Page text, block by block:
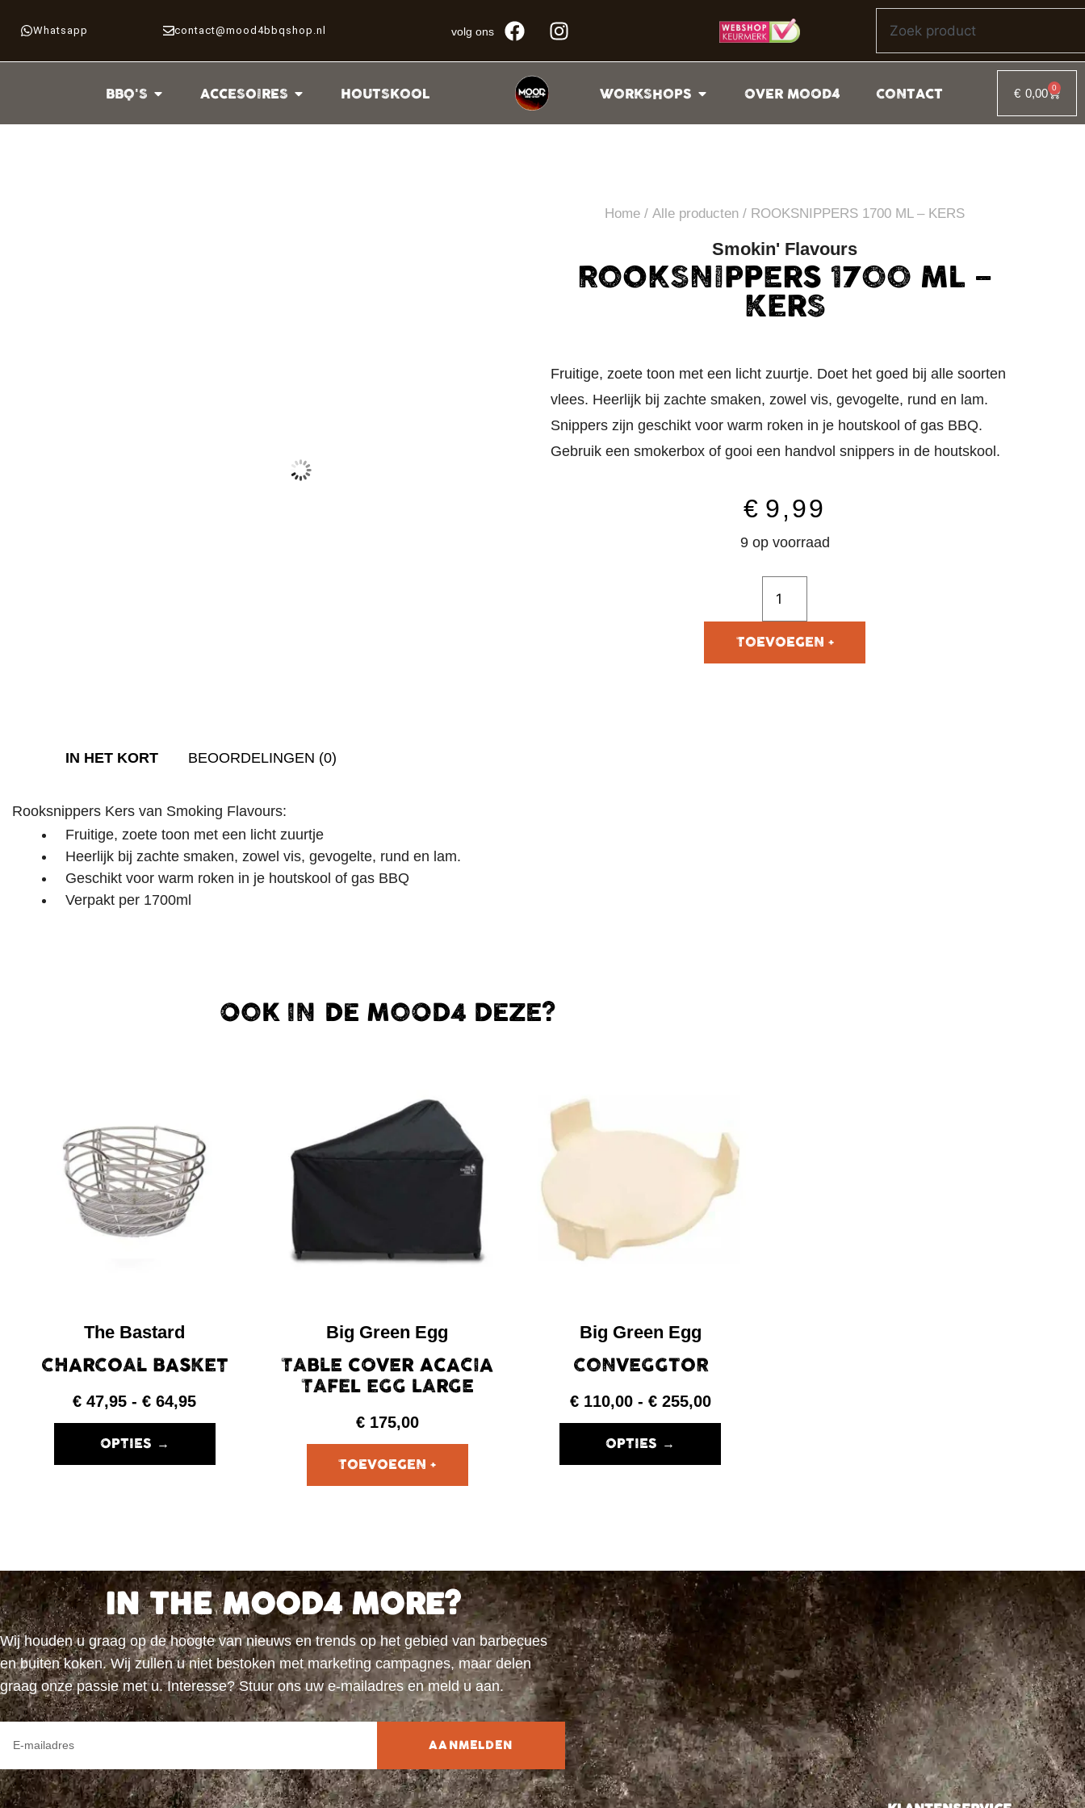
Whatsapp contact@mood4bbqshop.nl volg ons
BBQ'S ACCESOIRES HOUTSKOOL WORKSHOPS OVER MOOD4 CONTACT € 0,00 0
Home / Alle producten / ROOKSNIPPERS 1700 ML – KERS
Smokin' Flavours
ROOKSNIPPERS 1700 ML –
KERS
Fruitige, zoete toon met een licht zuurtje. Doet het goed bij alle soorten
vlees. Heerlijk bij zachte smaken, zowel vis, gevogelte, rund en lam.
Snippers zijn geschikt voor warm roken in je houtskool of gas BBQ.
Gebruik een smokerbox of gooi een handvol snippers in de houtskool.
€ 9,99
9 op voorraad
TOEVOEGEN AAN
WINKELWAGEN
IN HET KORT BEOORDELINGEN (0)
Rooksnippers Kers van Smoking Flavours:
Fruitige, zoete toon met een licht zuurtje
Heerlijk bij zachte smaken, zowel vis, gevogelte, rund en lam.
Geschikt voor warm roken in je houtskool of gas BBQ
Verpakt per 1700ml
OOK IN DE MOOD4 DEZE?
The Bastard
CHARCOAL BASKET
€ 47,95 - € 64,95
OPTIES →
Big Green Egg
TABLE COVER ACACIA
TAFEL EGG LARGE
€ 175,00
Big Green Egg
CONVEGGTOR
€ 110,00 - € 255,00
OPTIES →
IN THE MOOD4 MORE?
Wij houden u graag op de hoogte van nieuws en trends op het gebied van barbecues
en buiten koken. Wij zullen u niet bestoken met marketing campagnes, maar delen
graag onze passie met u. Interesse? Stuur ons uw e-mailadres en meld u aan.
AANMELDEN